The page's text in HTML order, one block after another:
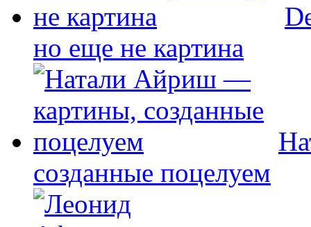
но еще не картина
созданные поцелуем